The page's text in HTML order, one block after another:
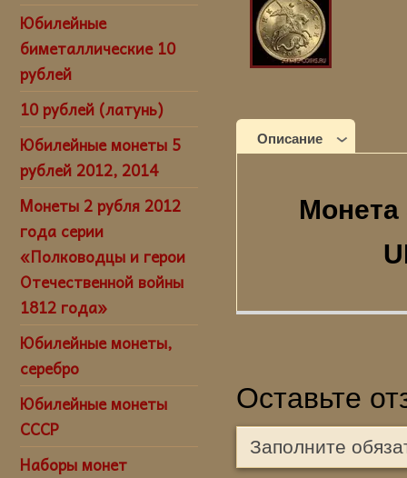
Юбилейные
биметаллические 10
рублей
10 рублей (латунь)
Юбилейные монеты 5
рублей 2012, 2014
Монеты 2 рубля 2012
года серии
«Полководцы и герои
Отечественной войны
1812 года»
Юбилейные монеты,
серебро
Юбилейные монеты
СССР
Наборы монет
современные
копеек России
Описание
Монета
Оставьте
Заполните